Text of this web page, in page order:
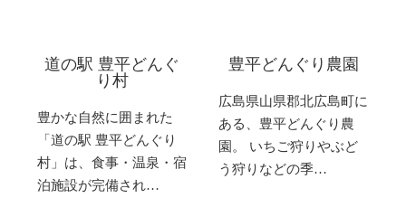
道の駅 豊平どんぐ
り村
豊かな自然に囲まれた
「道の駅 豊平どんぐり
村」は、食事・温泉・宿
泊施設が完備され…
豊平どんぐり農園
広島県山県郡北広島町に
ある、豊平どんぐり農
園。 いちご狩りやぶど
う狩りなどの季…